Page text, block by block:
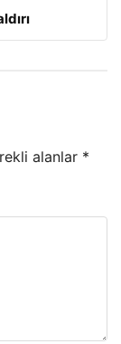
alanlar *